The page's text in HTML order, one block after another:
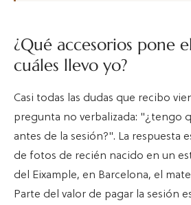
¿Qué accesorios pone
cuáles llevo yo?
Casi todas las dudas que recibo
pregunta no verbalizada: "¿tengo
antes de la sesión?". La respuesta
de fotos de recién nacido en un
del Eixample, en Barcelona, el
Parte del valor de pagar la sesión